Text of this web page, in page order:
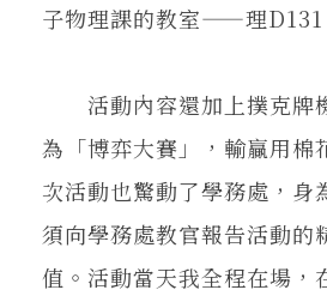
子物理課的教室——理D131
活動內容還加上撲克牌
為「博弈大賽」，輸贏用棉
次活動也驚動了學務處，身
須向學務處教官報告活動的
值。活動當天我全程在場，